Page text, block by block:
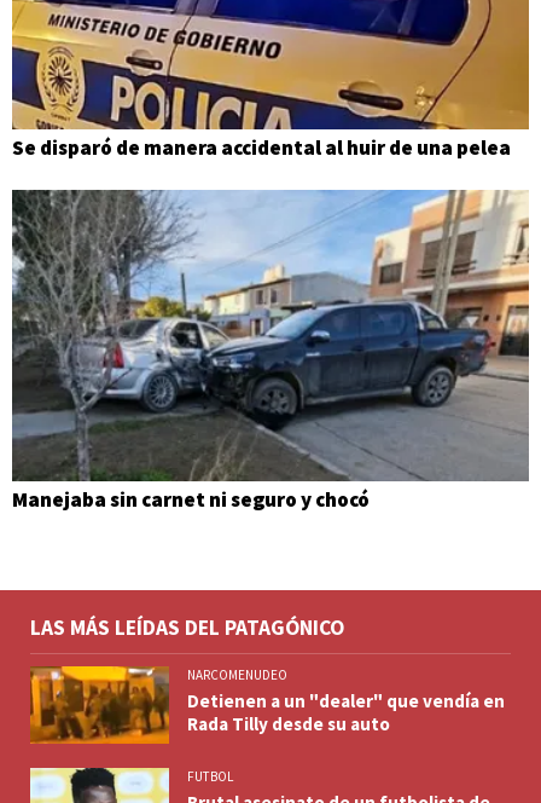
Se disparó de manera accidental al huir de una pelea
Manejaba sin carnet ni seguro y chocó
LAS MÁS LEÍDAS DEL PATAGÓNICO
NARCOMENUDEO
Detienen a un "dealer" que vendía en
Rada Tilly desde su auto
FUTBOL